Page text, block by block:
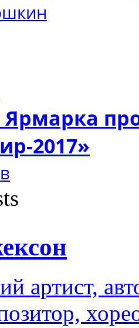
2017»
артист,